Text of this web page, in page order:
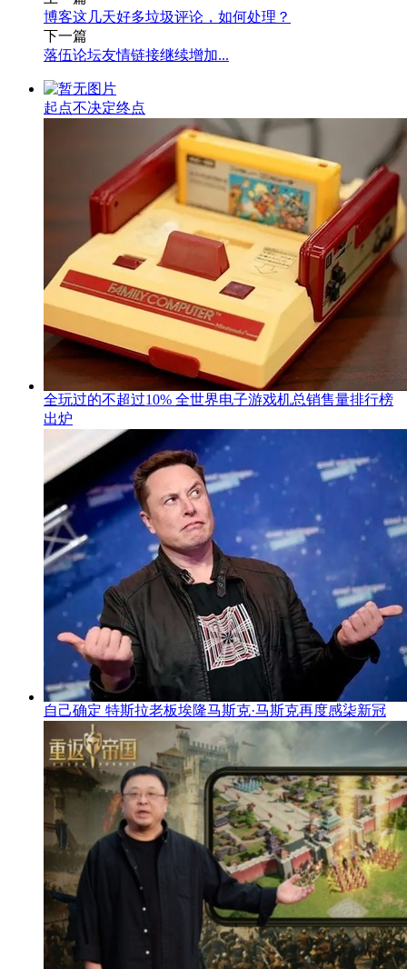
博客这几天好多垃圾评论，如何处理？
下一篇
落伍论坛友情链接继续增加...
起点不决定终点
全玩过的不超过10% 全世界电子游戏机总销售量排行榜
出炉
自己确定 特斯拉老板埃隆马斯克·马斯克再度感柒新冠